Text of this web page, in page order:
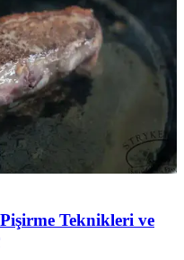
Teknikleri ve